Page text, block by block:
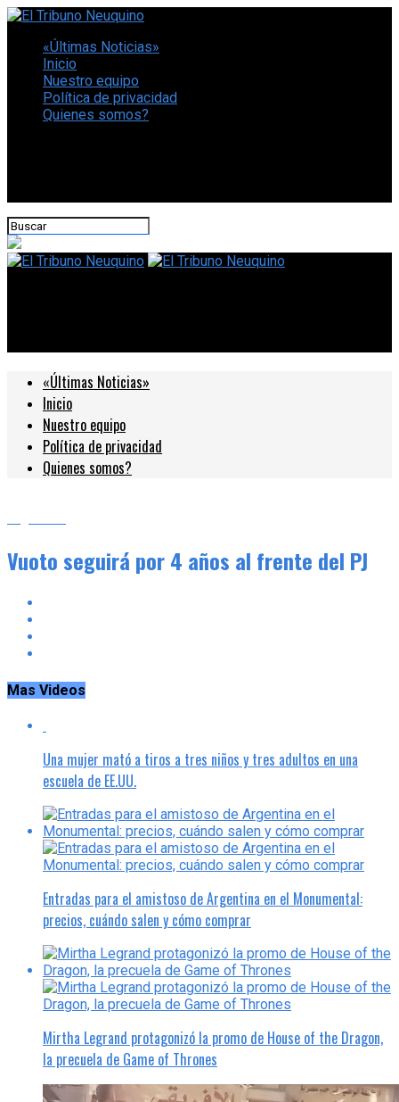
«Últimas Noticias»
Inicio
Nuestro equipo
Política de privacidad
Quienes somos?
«Últimas Noticias»
Inicio
Nuestro equipo
Política de privacidad
Quienes somos?
Vuoto seguirá por 4 años al frente del PJ
Mas Videos
Una mujer mató a tiros a tres niños y tres adultos en una
escuela de EE.UU.
Entradas para el amistoso de Argentina en el Monumental:
precios, cuándo salen y cómo comprar
Mirtha Legrand protagonizó la promo de House of the Dragon,
la precuela de Game of Thrones